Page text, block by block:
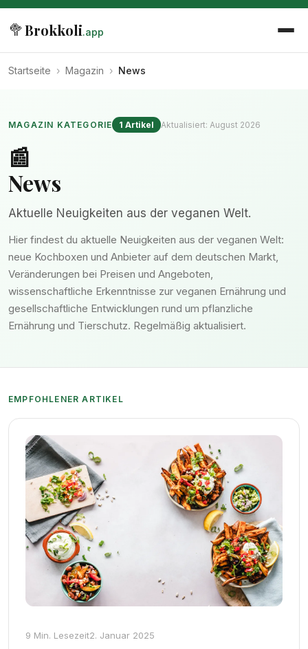
🥦Brokkoli.app
Startseite › Magazin › News
MAGAZIN KATEGORIE 1 Artikel Aktualisiert: August 2026
📰
News
Aktuelle Neuigkeiten aus der veganen Welt.
Hier findest du aktuelle Neuigkeiten aus der veganen Welt:
neue Kochboxen und Anbieter auf dem deutschen Markt,
Veränderungen bei Preisen und Angeboten,
wissenschaftliche Erkenntnisse zur veganen Ernährung und
gesellschaftliche Entwicklungen rund um pflanzliche
Ernährung und Tierschutz. Regelmäßig aktualisiert.
EMPFOHLENER ARTIKEL
9 Min. Lesezeit2. Januar 2025